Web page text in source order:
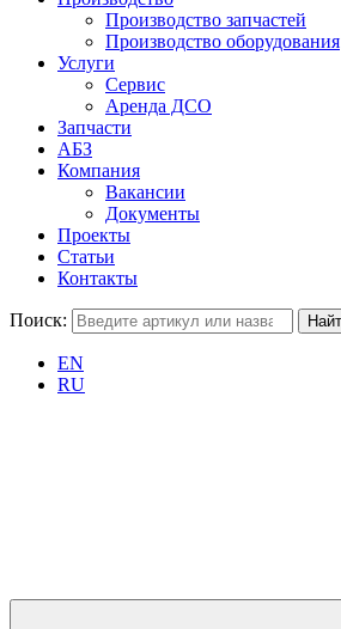
Производство запчастей
Производство оборудования
Услуги
Сервис
Аренда ДСО
Запчасти
АБЗ
Компания
Вакансии
Документы
Проекты
Статьи
Контакты
Поиск:
EN
RU